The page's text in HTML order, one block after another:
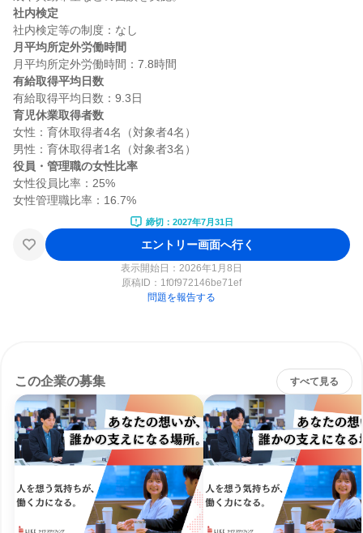
社内検定
月平均所定外労働時間
有給取得平均日数
育児休業取得者数
女性：育休取得者4名（対象者4名）
役員・管理職の女性比率
女性役員比率：25%
締切：2027年7月31日
エントリー画面へ行く
表示開始日：2026年1月8日
原稿ID： 1f0f972146be71ef
問題を報告する
この企業の募集 すべて見る